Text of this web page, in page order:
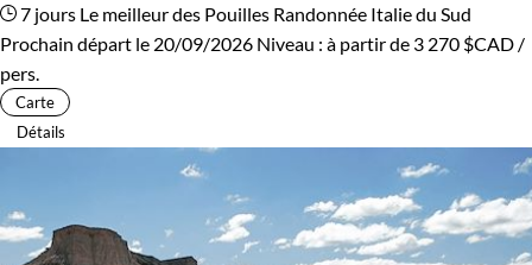
7 jours Le meilleur des Pouilles Randonnée Italie du Sud
Prochain départ le 20/09/2026 Niveau : à partir de 3 270 $CAD /
pers.
Carte
Détails